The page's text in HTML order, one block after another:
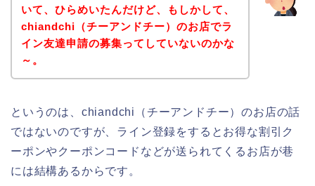
いて、ひらめいたんだけど、もしかして、
chiandchi（チーアンドチー）のお店でラ
イン友達申請の募集ってしていないのかな
～。
というのは、chiandchi（チーアンドチー）のお店の話
ではないのですが、ライン登録をするとお得な割引ク
ーポンやクーポンコードなどが送られてくるお店が巷
には結構あるからです。